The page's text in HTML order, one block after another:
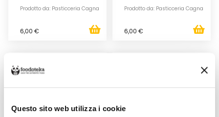
Questo sito web utilizza i cookie
Prodotto da: Pasticceria Cagna
6,00 €
Prodotto da: Pasticceria Cagna
6,00 €